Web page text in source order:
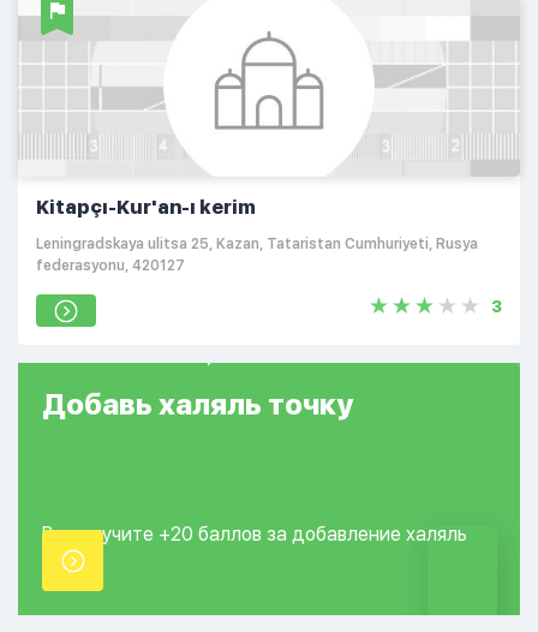
Kitapçı-Kur'an-ı kerim
Leningradskaya ulitsa 25, Kazan, Tataristan Cumhuriyeti, Rusya
federasyonu, 420127
3
Добавь халяль точку
Вы получите +20 баллов за добавление халяль
точки.